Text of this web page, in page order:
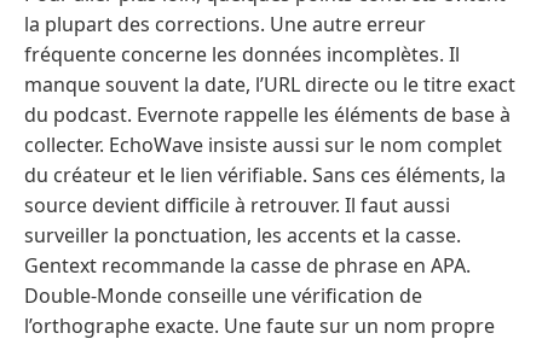
la plupart des corrections. Une autre erreur
fréquente concerne les données incomplètes. Il
manque souvent la date, l’URL directe ou le titre exact
du podcast. Evernote rappelle les éléments de base à
collecter. EchoWave insiste aussi sur le nom complet
du créateur et le lien vérifiable. Sans ces éléments, la
source devient difficile à retrouver. Il faut aussi
surveiller la ponctuation, les accents et la casse.
Gentext recommande la casse de phrase en APA.
Double-Monde conseille une vérification de
l’orthographe exacte. Une faute sur un nom propre